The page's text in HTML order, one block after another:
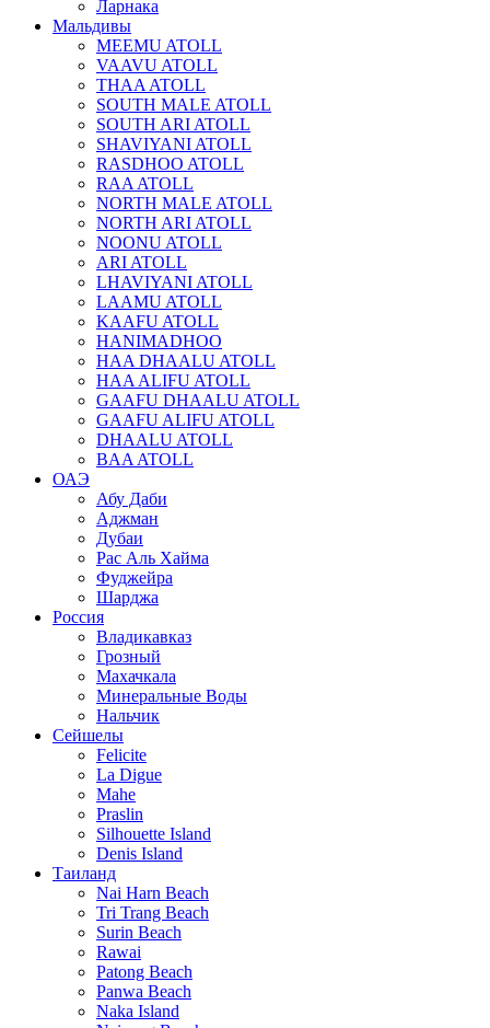
Ларнака
Мальдивы
MEEMU ATOLL
VAAVU ATOLL
THAA ATOLL
SOUTH MALE ATOLL
SOUTH ARI ATOLL
SHAVIYANI ATOLL
RASDHOO ATOLL
RAA ATOLL
NORTH MALE ATOLL
NORTH ARI ATOLL
NOONU ATOLL
ARI ATOLL
LHAVIYANI ATOLL
LAAMU ATOLL
KAAFU ATOLL
HANIMADHOO
HAA DHAALU ATOLL
HAA ALIFU ATOLL
GAAFU DHAALU ATOLL
GAAFU ALIFU ATOLL
DHAALU ATOLL
BAA ATOLL
ОАЭ
Абу Даби
Аджман
Дубаи
Рас Аль Хайма
Фуджейра
Шарджа
Россия
Владикавказ
Грозный
Махачкала
Минеральные Воды
Нальчик
Сейшелы
Felicite
La Digue
Mahe
Praslin
Silhouette Island
Denis Island
Таиланд
Nai Harn Beach
Tri Trang Beach
Surin Beach
Rawai
Patong Beach
Panwa Beach
Naka Island